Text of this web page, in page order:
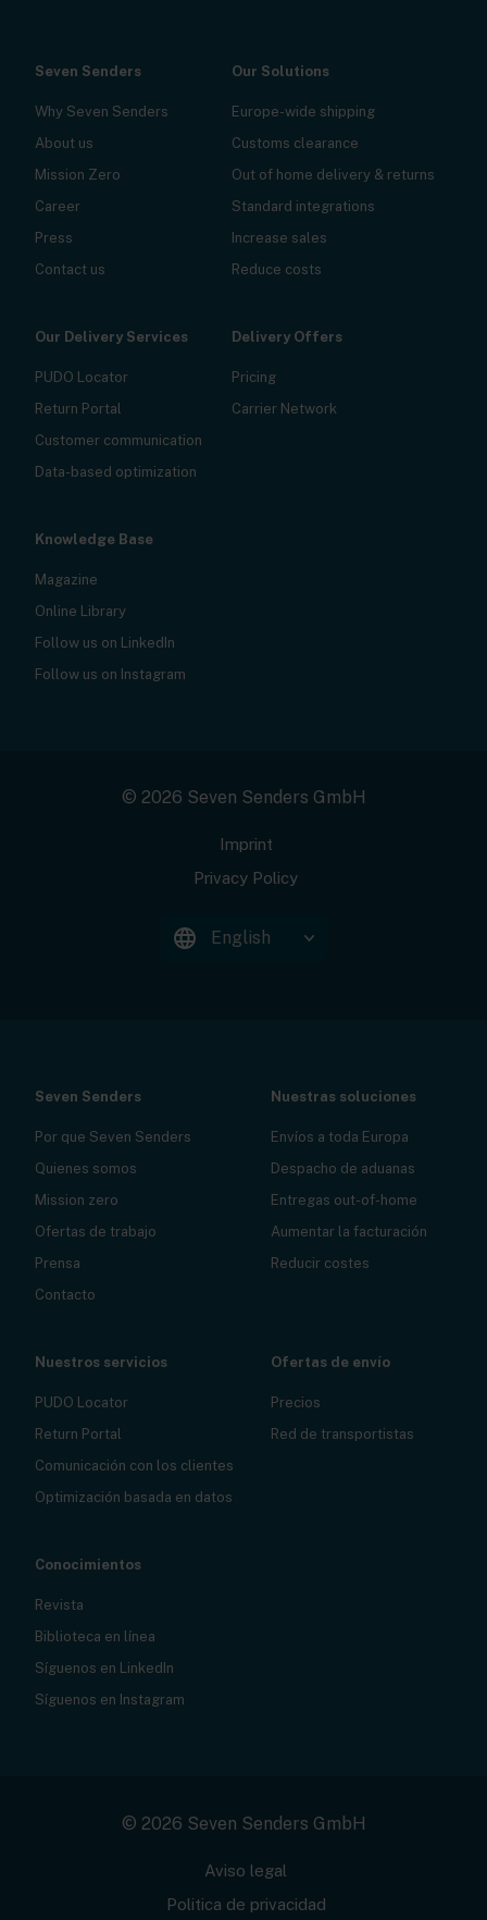
Seven Senders
Why Seven Senders
About us
Mission Zero
Career
Press
Contact us
Our Solutions
Europe-wide shipping
Customs clearance
Out of home delivery & returns
Standard integrations
Increase sales
Reduce costs
Our Delivery Services
PUDO Locator
Return Portal
Customer communication
Data-based optimization
Delivery Offers
Pricing
Carrier Network
Knowledge Base
Magazine
Online Library
Follow us on LinkedIn
Follow us on Instagram
© 2026 Seven Senders GmbH
Imprint
Privacy Policy
English
Seven Senders
Por que Seven Senders
Quienes somos
Mission zero
Ofertas de trabajo
Prensa
Contacto
Nuestras soluciones
Envíos a toda Europa
Despacho de aduanas
Entregas out-of-home
Aumentar la facturación
Reducir costes
Nuestros servicios
PUDO Locator
Return Portal
Comunicación con los clientes
Optimización basada en datos
Ofertas de envío
Precios
Red de transportistas
Conocimientos
Revista
Biblioteca en línea
Síguenos en LinkedIn
Síguenos en Instagram
© 2026 Seven Senders GmbH
Aviso legal
Politica de privacidad